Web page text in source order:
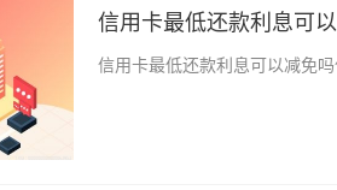
信用卡最低还款利息可
信用卡最低还款利息可以减免